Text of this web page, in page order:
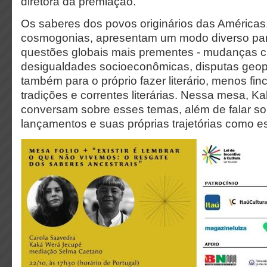
Os saberes dos povos originários das
cosmogonias, apresentam um modo diverso
questões globais mais prementes - mudanças
desigualdades socioeconômicas, disputas
também para o próprio fazer literário, menos
tradições e correntes literárias. Nessa mesa,
conversam sobre esses temas, além de falar
lançamentos e suas próprias trajetórias como